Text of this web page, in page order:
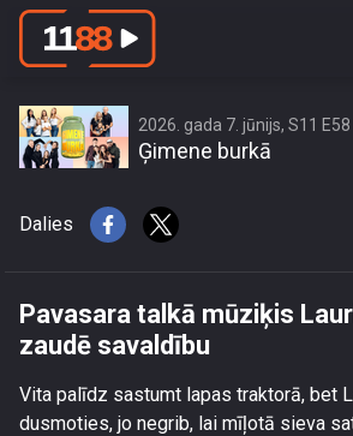
Pavasara talkā mūziķis
2026. gada 7. jūnijs, S11 E58
Ģimene burkā
Dalies
Pavasara talkā mūziķis
zaudē savaldību
Vita palīdz sastumt lapas traktorā, bet
dusmoties, jo negrib, lai mīļotā sieva